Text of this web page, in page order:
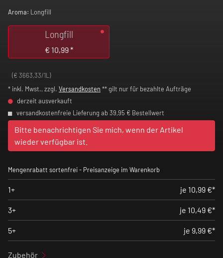
Aroma: Longfill
Longfill
€ 10,99*
(€ 3663,33/1L)
* inkl. Mwst., zzgl. Versandkosten ** gilt nur für bezahlte Aufträge
derzeit ausverkauft
versandkostenfreie Lieferung ab 39,95 € Bestellwert
Bitte benachrichtigen Sie mich, wenn der Artikel
wieder verfügbar ist.
Mengenrabatt sortenfrei - Preisanzeige im Warenkorb
1+ je 10,99 €*
3+ je 10,49 €*
5+ je 9,99 €*
Zubehör